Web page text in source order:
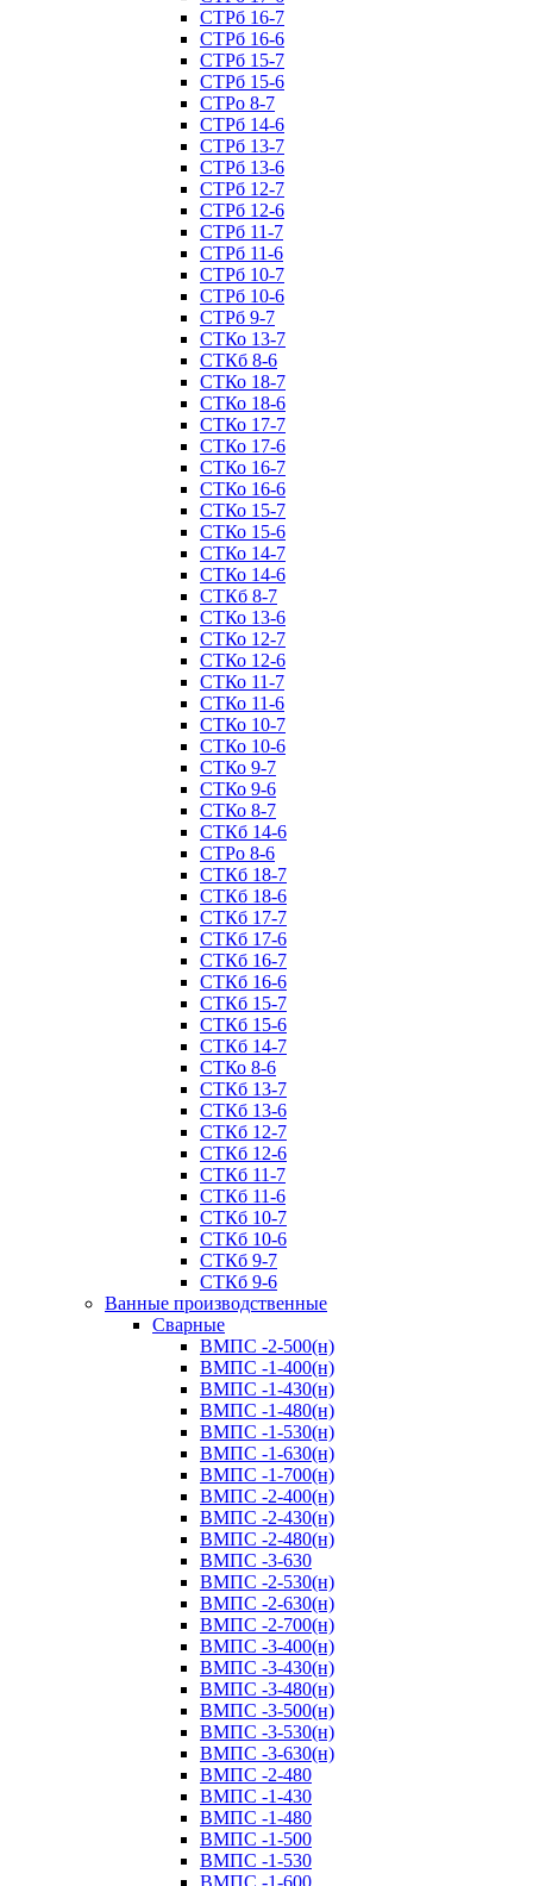
СТРб 16-7
СТРб 16-6
СТРб 15-7
СТРб 15-6
СТРо 8-7
СТРб 14-6
СТРб 13-7
СТРб 13-6
СТРб 12-7
СТРб 12-6
СТРб 11-7
СТРб 11-6
СТРб 10-7
СТРб 10-6
СТРб 9-7
СТКо 13-7
СТКб 8-6
СТКо 18-7
СТКо 18-6
СТКо 17-7
СТКо 17-6
СТКо 16-7
СТКо 16-6
СТКо 15-7
СТКо 15-6
СТКо 14-7
СТКо 14-6
СТКб 8-7
СТКо 13-6
СТКо 12-7
СТКо 12-6
СТКо 11-7
СТКо 11-6
СТКо 10-7
СТКо 10-6
СТКо 9-7
СТКо 9-6
СТКо 8-7
СТКб 14-6
СТРо 8-6
СТКб 18-7
СТКб 18-6
СТКб 17-7
СТКб 17-6
СТКб 16-7
СТКб 16-6
СТКб 15-7
СТКб 15-6
СТКб 14-7
СТКо 8-6
СТКб 13-7
СТКб 13-6
СТКб 12-7
СТКб 12-6
СТКб 11-7
СТКб 11-6
СТКб 10-7
СТКб 10-6
СТКб 9-7
СТКб 9-6
Ванные производственные
Cварные
ВМПС -2-500(н)
ВМПС -1-400(н)
ВМПС -1-430(н)
ВМПС -1-480(н)
ВМПС -1-530(н)
ВМПС -1-630(н)
ВМПС -1-700(н)
ВМПС -2-400(н)
ВМПС -2-430(н)
ВМПС -2-480(н)
ВМПС -3-630
ВМПС -2-530(н)
ВМПС -2-630(н)
ВМПС -2-700(н)
ВМПС -3-400(н)
ВМПС -3-430(н)
ВМПС -3-480(н)
ВМПС -3-500(н)
ВМПС -3-530(н)
ВМПС -3-630(н)
ВМПС -2-480
ВМПС -1-430
ВМПС -1-480
ВМПС -1-500
ВМПС -1-530
ВМПС -1-600